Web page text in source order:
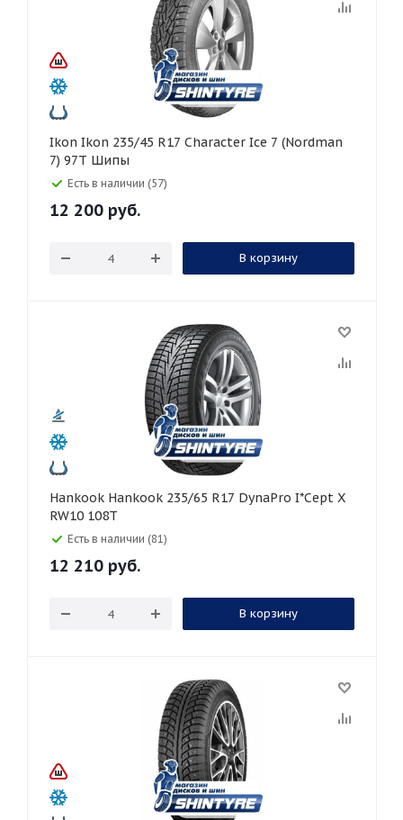
Ikon Ikon 235/45 R17 Character Ice 7 (Nordman
7) 97T Шипы
Есть в наличии (57)
12 200 руб.
В корзину
Hankook Hankook 235/65 R17 DynaPro I*Cept X
RW10 108T
Есть в наличии (81)
12 210 руб.
В корзину